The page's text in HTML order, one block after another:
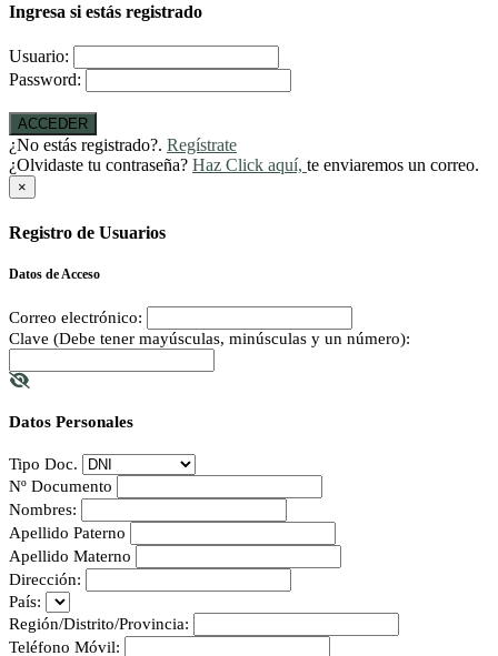
Ingresa si estás registrado
Usuario:
Password:
ACCEDER
¿No estás registrado?. Regístrate
¿Olvidaste tu contraseña? Haz Click aquí, te enviaremos un correo.
×
Registro de Usuarios
Datos de Acceso
Correo electrónico:
Clave (Debe tener mayúsculas, minúsculas y un número):
Datos Personales
Tipo Doc.
Nº Documento
Nombres:
Apellido Paterno
Apellido Materno
Dirección:
País:
Región/Distrito/Provincia:
Teléfono Móvil: